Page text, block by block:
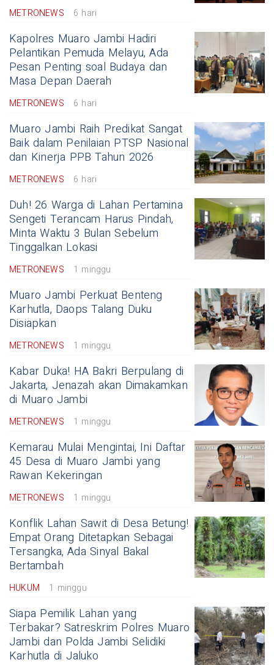
METRONEWS 6 hari
Kapolres Muaro Jambi Hadiri
Pelantikan Pemuda Melayu, Ada
Pesan Penting soal Budaya dan
Masa Depan Daerah
METRONEWS 6 hari
Muaro Jambi Raih Predikat Sangat
Baik dalam Penilaian PTSP Nasional
dan Kinerja PPB Tahun 2026
METRONEWS 6 hari
Duh! 26 Warga di Lahan Pertamina
Sengeti Terancam Harus Pindah,
Minta Waktu 3 Bulan Sebelum
Tinggalkan Lokasi
METRONEWS 1 minggu
Muaro Jambi Perkuat Benteng
Karhutla, Daops Talang Duku
Disiapkan
METRONEWS 1 minggu
Kabar Duka! HA Bakri Berpulang di
Jakarta, Jenazah akan Dimakamkan
di Muaro Jambi
METRONEWS 1 minggu
Kemarau Mulai Mengintai, Ini Daftar
45 Desa di Muaro Jambi yang
Rawan Kekeringan
METRONEWS 1 minggu
Konflik Lahan Sawit di Desa Betung!
Empat Orang Ditetapkan Sebagai
Tersangka, Ada Sinyal Bakal
Bertambah
HUKUM 1 minggu
Siapa Pemilik Lahan yang
Terbakar? Satreskrim Polres Muaro
Jambi dan Polda Jambi Selidiki
Karhutla di Jaluko